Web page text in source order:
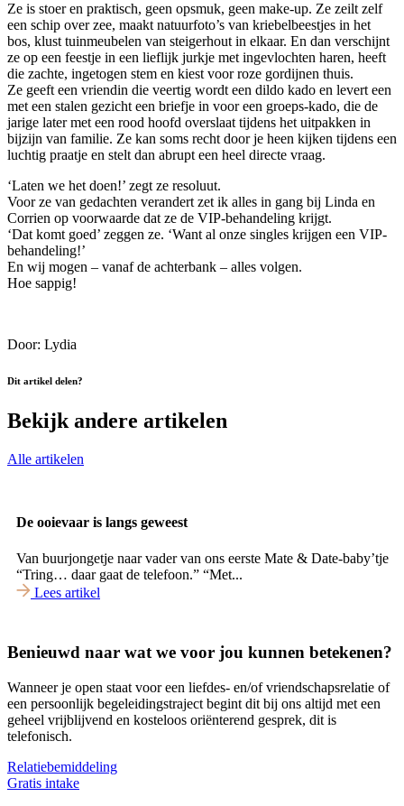
Ze is stoer en praktisch, geen opsmuk, geen make-up. Ze zeilt zelf
een schip over zee, maakt natuurfoto’s van kriebelbeestjes in het
bos, klust tuinmeubelen van steigerhout in elkaar. En dan verschijnt
ze op een feestje in een lieflijk jurkje met ingevlochten haren, heeft
die zachte, ingetogen stem en kiest voor roze gordijnen thuis.
Ze geeft een vriendin die veertig wordt een dildo kado en levert een
met een stalen gezicht een briefje in voor een groeps-kado, die de
jarige later met een rood hoofd overslaat tijdens het uitpakken in
bijzijn van familie. Ze kan soms recht door je heen kijken tijdens een
luchtig praatje en stelt dan abrupt een heel directe vraag.
‘Laten we het doen!’ zegt ze resoluut.
Voor ze van gedachten verandert zet ik alles in gang bij Linda en
Corrien op voorwaarde dat ze de VIP-behandeling krijgt.
‘Dat komt goed’ zeggen ze. ‘Want al onze singles krijgen een VIP-
behandeling!’
En wij mogen – vanaf de achterbank – alles volgen.
Hoe sappig!
Door: Lydia
Dit artikel delen?
Bekijk andere artikelen
Alle artikelen
De ooievaar is langs geweest
Van buurjongetje naar vader van ons eerste Mate & Date-baby’tje
“Tring… daar gaat de telefoon.” “Met...
Lees artikel
Benieuwd naar wat we voor jou kunnen betekenen?
Wanneer je open staat voor een liefdes- en/of vriendschapsrelatie of
een persoonlijk begeleidingstraject begint dit bij ons altijd met een
geheel vrijblijvend en kosteloos oriënterend gesprek, dit is
telefonisch.
Relatiebemiddeling
Gratis intake